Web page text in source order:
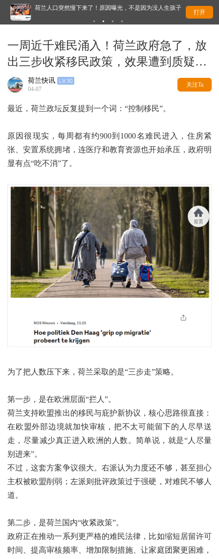
荷兰人口突然慢下来了！原因曝光，不是因为没人生孩子 这
打开
一周近千难民涌入！荷兰政府急了，放
出三步收紧移民政策，效果遭到质疑…
荷兰快讯
04-07
关注Ta
最近，荷兰政坛反复提到一个词：“控制移民”。
原因很现实，每周都有约900到1000名难民进入，住房紧
张、安置系统拥堵，连医疗和教育资源也开始承压，政府明
显有点“吃不消”了。
为了把人数压下来，荷兰采取的是“三步走”策略。
第一步，是在欧洲层面“拦人”。
荷兰支持欧盟推出的移民与庇护新协议，核心思路很直接：
在欧盟外部边境就加快审核，把不太可能留下的人尽早送
走，尽量减少真正进入欧洲的人数。简单说，就是“人尽量
别进来”。
不过，这套方案争议很大。右派认为力度还不够，甚至担心
主权被欧盟削弱；左派则批评政策过于强硬，对难民不够人
道。
第二步，是荷兰国内“收紧政策”。
政府正在推动一系列更严格的难民法律，比如缩短居留许可
时间、提高审核频率、增加限制措施、让家庭团聚更困难，
首页